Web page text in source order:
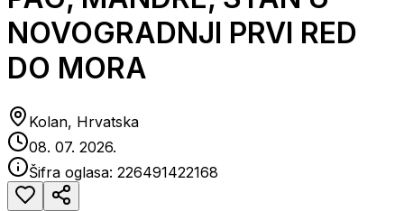
NOVOGRADNJI PRVI RED
DO MORA
Kolan, Hrvatska
08. 07. 2026.
Šifra oglasa: 226491422168